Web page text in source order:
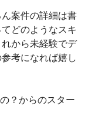
案件の詳細は書
どのようなスキ
から未経験でデ
考になれば嬉し
？からのスター